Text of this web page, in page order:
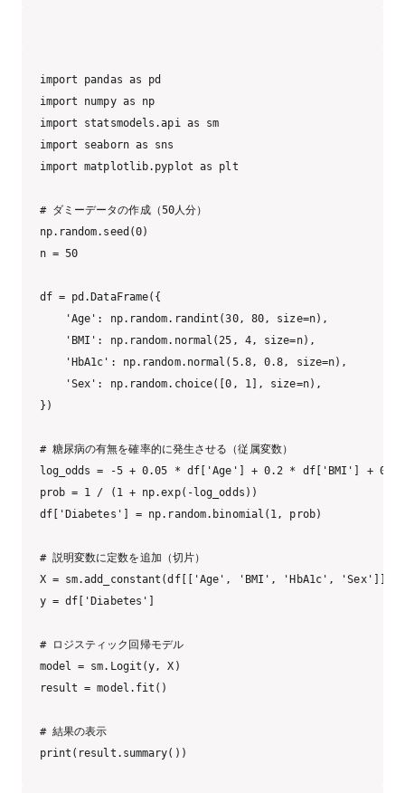
import pandas as pd
import numpy as np
import statsmodels.api as sm
import seaborn as sns
import matplotlib.pyplot as plt
# ダミーデータの作成（50人分）
np.random.seed(0)
n = 50
df = pd.DataFrame({
'Age': np.random.randint(30, 80, size=n),
'BMI': np.random.normal(25, 4, size=n),
'HbA1c': np.random.normal(5.8, 0.8, size=n),
'Sex': np.random.choice([0, 1], size=n),
})
# 糖尿病の有無を確率的に発生させる（従属変数）
log_odds = -5 + 0.05 * df['Age'] + 0.2 * df['BMI'] +
prob = 1 / (1 + np.exp(-log_odds))
df['Diabetes'] = np.random.binomial(1, prob)
# 説明変数に定数を追加（切片）
X = sm.add_constant(df[['Age', 'BMI', 'HbA1c', 'Sex']])
y = df['Diabetes']
# ロジスティック回帰モデル
model = sm.Logit(y, X)
result = model.fit()
# 結果の表示
print(result.summary())